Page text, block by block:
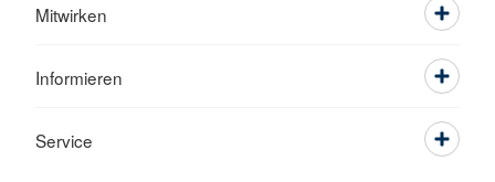
Mitwirken
Informieren
Service